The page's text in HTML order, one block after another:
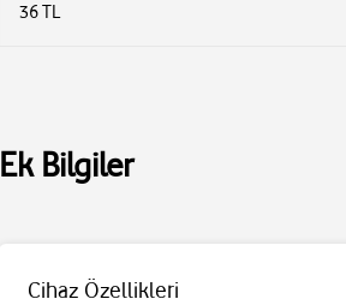
36 TL
Ek Bilgiler
Cihaz Özellikleri